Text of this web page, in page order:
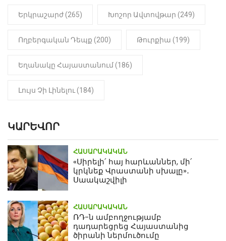
Երկրաշարժ (265) Խոշոր Ավտովթար (249)
Ողբերգական Դեպք (200) Թուրքիա (199)
Եղանակը Հայաստանում (186)
Լույս Չի Լինելու (184)
ԿԱՐԵՎՈՐ
ՀԱՍԱՐԱԿԱԿԱՆ
«Սիրելի՛ հայ հարևաններ, մի՛
կրկնեք Վրաստանի սխալը»․
Սաակաշվիլի
ՀԱՍԱՐԱԿԱԿԱՆ
ՌԴ-ն ամբողջությամբ
դադարեցրեց Հայաստանից
ծիրանի ներմուծումը